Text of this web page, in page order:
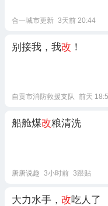
合一城市更新 3天前 20:44
别接我，我改 ！
自贡市消防救援支队 前天
船舱煤改粮清洗
唐唐说趣 3小时前 3跟贴
大力水手， 改吃人了